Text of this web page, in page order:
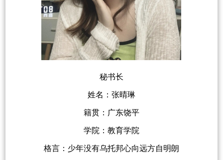
秘书长
姓名：张晴琳
籍贯：广东饶平
学院：教育学院
格言：少年没有乌托邦心向远方自明朗